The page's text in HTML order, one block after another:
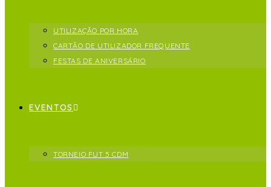
UTILIZAÇÃO POR HORA
CARTÃO DE UTILIZADOR FREQUENTE
FESTAS DE ANIVERSÁRIO
EVENTOS
TORNEIO FUT 5 CDM